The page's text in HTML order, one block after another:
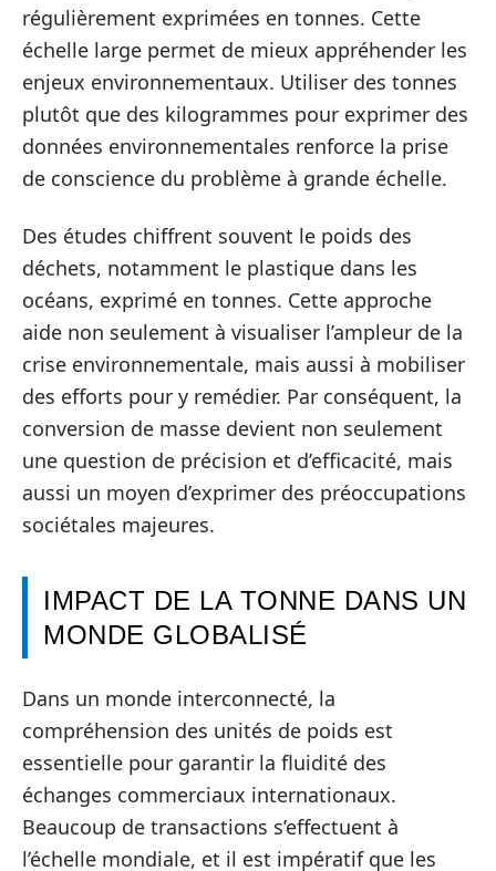
régulièrement exprimées en tonnes. Cette
échelle large permet de mieux appréhender les
enjeux environnementaux. Utiliser des tonnes
plutôt que des kilogrammes pour exprimer des
données environnementales renforce la prise
de conscience du problème à grande échelle.
Des études chiffrent souvent le poids des
déchets, notamment le plastique dans les
océans, exprimé en tonnes. Cette approche
aide non seulement à visualiser l’ampleur de la
crise environnementale, mais aussi à mobiliser
des efforts pour y remédier. Par conséquent, la
conversion de masse devient non seulement
une question de précision et d’efficacité, mais
aussi un moyen d’exprimer des préoccupations
sociétales majeures.
IMPACT DE LA TONNE DANS UN
MONDE GLOBALISÉ
Dans un monde interconnecté, la
compréhension des unités de poids est
essentielle pour garantir la fluidité des
échanges commerciaux internationaux.
Beaucoup de transactions s’effectuent à
l’échelle mondiale, et il est impératif que les